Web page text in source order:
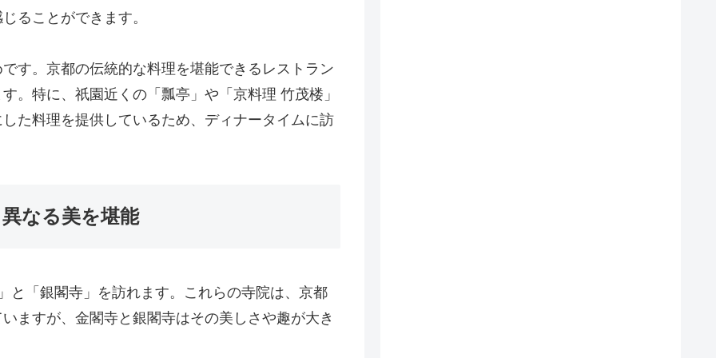
ることができます。
す。京都の伝統的な料理を堪能できるレストラン
。特に、祇園近くの「瓢亭」や「京料理 竹茂楼」
た料理を提供しているため、ディナータイムに訪
なる美を堪能
と「銀閣寺」を訪れます。これらの寺院は、京都
ますが、金閣寺と銀閣寺はその美しさや趣が大き